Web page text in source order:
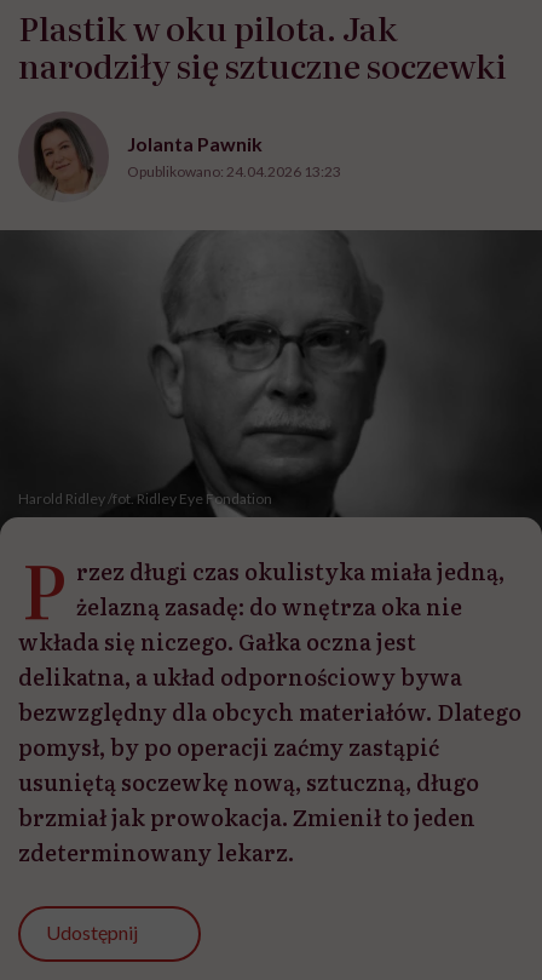
Plastik w oku pilota. Jak
narodziły się sztuczne soczewki
Jolanta Pawnik
Opublikowano: 24.04.2026 13:23
Harold Ridley /fot. Ridley Eye Fondation
P rzez długi czas okulistyka miała jedną,
żelazną zasadę: do wnętrza oka nie
wkłada się niczego. Gałka oczna jest
delikatna, a układ odpornościowy bywa
bezwzględny dla obcych materiałów. Dlatego
pomysł, by po operacji zaćmy zastąpić
usuniętą soczewkę nową, sztuczną, długo
brzmiał jak prowokacja. Zmienił to jeden
zdeterminowany lekarz.
Udostępnij